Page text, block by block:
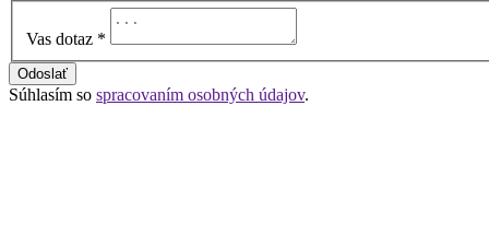
Vas dotaz *
Odoslať
Súhlasím so spracovaním osobných údajov.